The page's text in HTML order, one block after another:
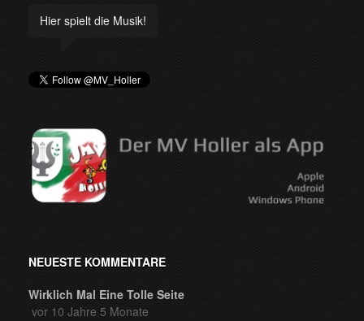
Hier spielt die Musik!
NEUESTE KOMMENTARE
Wirklich Mal Eine Tolle Seite
vor 10 Jahre 5 Monate